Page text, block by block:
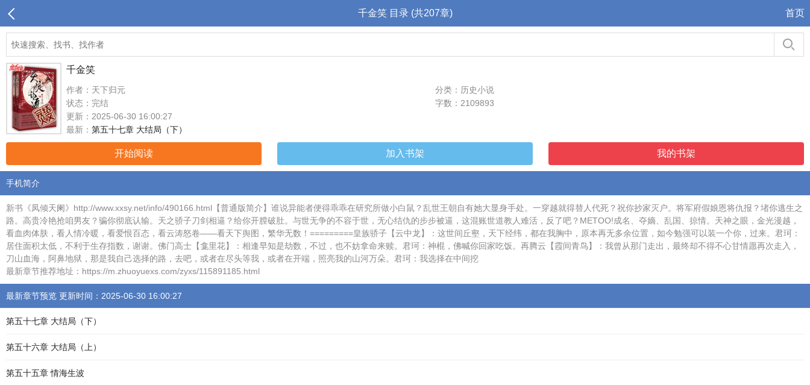
千金笑 目录 (共207章) 首页
千金笑
作者：天下归元
分类：历史小说
状态：完结
字数：2109893
更新：2025-06-30 16:00:27
最新： 第五十七章 大结局（下）
开始阅读 加入书架 我的书架
手机简介
新书《凤倾天阑》http://www.xxsy.net/info/490166.html【普通版简介】谁说异能者便得乖乖在研究所做小白鼠？乱世王朝自有她大显身手处。一穿越就得替人代死？祝你抄家灭户。将军府假娘恩将仇报？堵你逃生之
路。高贵冷艳抢咱男友？骗你彻底认输。天之骄子刀剑相逼？给你开膛破肚。与世无争的不容于世，无心结仇的步步被逼，这混账世道教人难活，反了吧？METOO!成名、夺嫡、乱国、掠情。天神之眼，金光漫越，
看血肉体肤，看人情冷暖，看爱恨百态，看云涛怒卷——看天下舆图，繁华无数！=========皇族骄子【云中龙】：这世间丘壑，天下经纬，都在我胸中，原本再无多余位置，如今勉强可以装一个你，过来。君珂：
居住面积太低，不利于生存指数，谢谢。佛门高士【龛里花】：相逢早知是劫数，不过，也不妨拿命来赎。君珂：神棍，佛喊你回家吃饭。再腾云【霞间青鸟】：我曾从那门走出，最终却不得不心甘情愿再次走入，
刀山血海，阿鼻地狱，那是我自己选择的路，去吧，或者在尽头等我，或者在开端，照亮我的山河万朵。君珂：我选择在中间挖
最新章节推荐地址：https://m.zhuoyuexs.com/zyxs/115891185.html
最新章节预览 更新时间：2025-06-30 16:00:27
第五十七章 大结局（下）
第五十六章 大结局（上）
第五十五章 情海生波